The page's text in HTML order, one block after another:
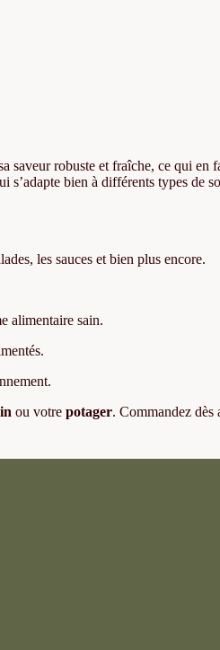
saveur robuste et fraîche, ce qui en
s’adapte bien à différents types de
les sauces et bien plus encore.
alimentaire sain.
ou votrepotager. Commandez dès